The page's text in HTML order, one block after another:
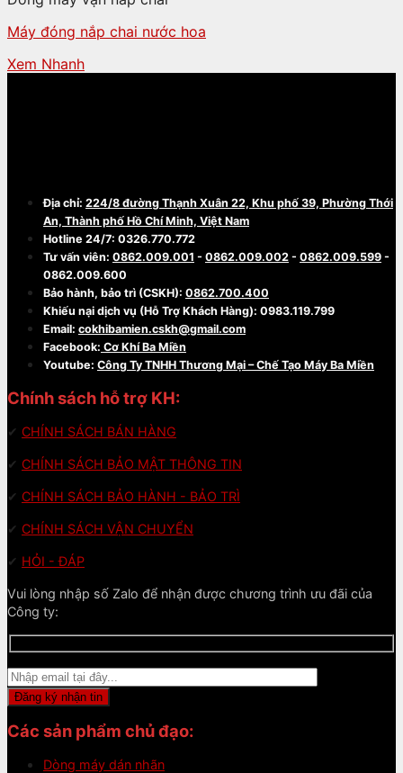
Máy đóng nắp chai nước hoa
Xem Nhanh
Địa chỉ: 224/8 đường Thạnh Xuân 22, Khu phố 39, Phường Thới
An, Thành phố Hồ Chí Minh, Việt Nam
Hotline 24/7: 0326.770.772
Tư vấn viên: 0862.009.001 - 0862.009.002 - 0862.009.599 -
0862.009.600
Bảo hành, bảo trì (CSKH): 0862.700.400
Khiếu nại dịch vụ (Hỗ Trợ Khách Hàng): 0983.119.799
Email: cokhibamien.cskh@gmail.com
Facebook: Cơ Khí Ba Miền
Youtube: Công Ty TNHH Thương Mại – Chế Tạo Máy Ba Miền
Chính sách hỗ trợ KH:
✔ CHÍNH SÁCH BÁN HÀNG
✔ CHÍNH SÁCH BẢO MẬT THÔNG TIN
✔ CHÍNH SÁCH BẢO HÀNH - BẢO TRÌ
✔ CHÍNH SÁCH VẬN CHUYỂN
✔ HỎI - ĐÁP
Vui lòng nhập số Zalo để nhận được chương trình ưu đãi của
Công ty:
Các sản phẩm chủ đạo:
Dòng máy dán nhãn